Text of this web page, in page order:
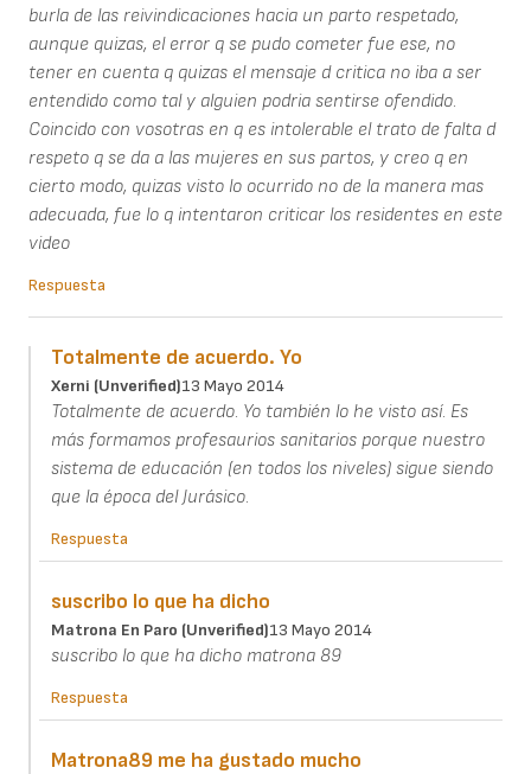
burla de las reivindicaciones hacia un parto respetado,
aunque quizas, el error q se pudo cometer fue ese, no
tener en cuenta q quizas el mensaje d critica no iba a ser
entendido como tal y alguien podria sentirse ofendido.
Coincido con vosotras en q es intolerable el trato de falta d
respeto q se da a las mujeres en sus partos, y creo q en
cierto modo, quizas visto lo ocurrido no de la manera mas
adecuada, fue lo q intentaron criticar los residentes en este
video
Respuesta
Totalmente de acuerdo. Yo
Xerni (unverified)13 Mayo 2014
Totalmente de acuerdo. Yo también lo he visto así. Es
más formamos profesaurios sanitarios porque nuestro
sistema de educación (en todos los niveles) sigue siendo
que la época del Jurásico.
Respuesta
suscribo lo que ha dicho
Matrona En Paro (unverified)13 Mayo 2014
suscribo lo que ha dicho matrona 89
Respuesta
Matrona89 me ha gustado mucho